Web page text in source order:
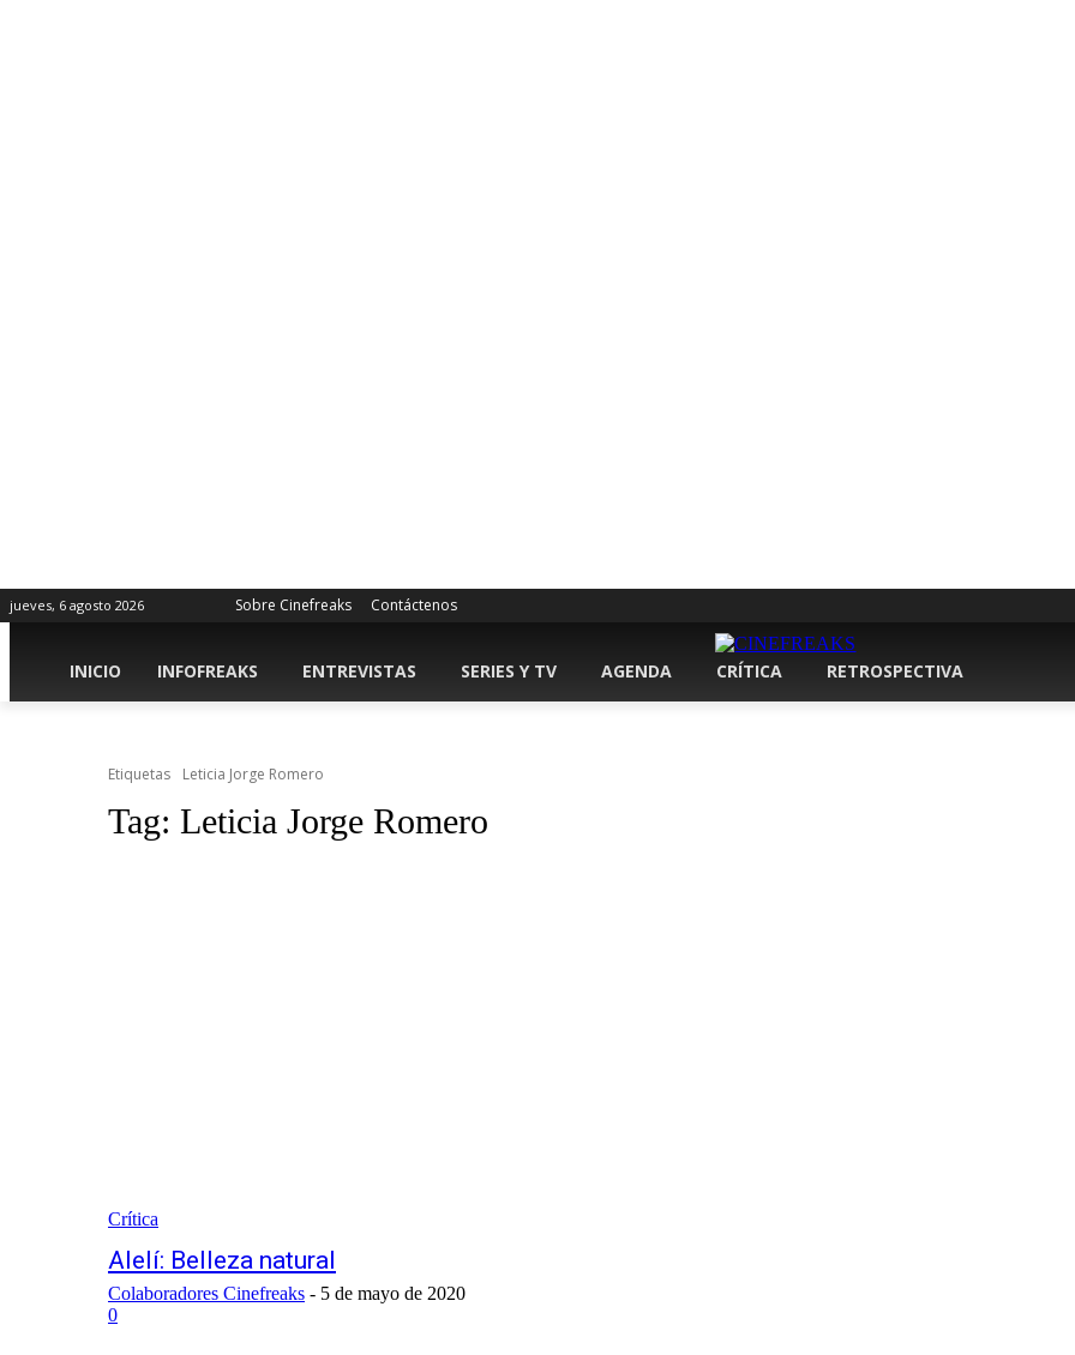
jueves, 6 agosto 2026 Sobre Cinefreaks Contáctenos
INICIO INFOFREAKS ENTREVISTAS SERIES Y TV AGENDA CRÍTICA RETROSPECTIVA
Etiquetas Leticia Jorge Romero
Tag: Leticia Jorge Romero
Crítica
Alelí: Belleza natural
Colaboradores Cinefreaks - 5 de mayo de 2020
0